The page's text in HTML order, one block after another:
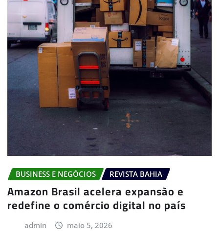
BUSINESS E NEGÓCIOS REVISTA BAHIA
Amazon Brasil acelera expansão e
redefine o comércio digital no país
admin maio 5, 2026